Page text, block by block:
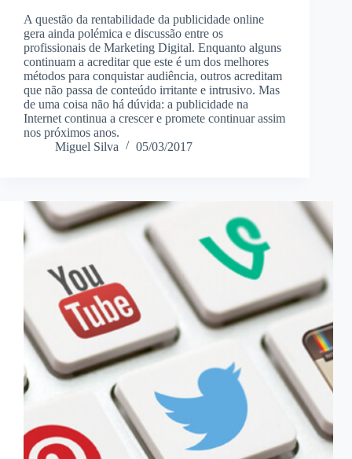
A questão da rentabilidade da publicidade online
gera ainda polémica e discussão entre os
profissionais de Marketing Digital. Enquanto alguns
continuam a acreditar que este é um dos melhores
métodos para conquistar audiência, outros acreditam
que não passa de conteúdo irritante e intrusivo. Mas
de uma coisa não há dúvida: a publicidade na
Internet continua a crescer e promete continuar assim
nos próximos anos.
Miguel Silva
05/03/2017